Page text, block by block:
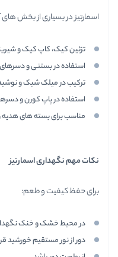
اسمارتیز در بسیاری از بخش
تزئین کیک، کاپ کیک و
استفاده در بستنی و
ترکیب در میلک شیک و
استفاده در پاپ کورن و
مناسب برای بسته های هدیه
نکات مهم نگهداری اسمارتیز
برای حفظ کیفیت و طعم:
در محیط خشک و خنک
دور از نور مستقیم خورشید